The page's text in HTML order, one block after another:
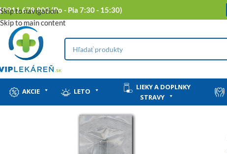
Skip to navigation
Skip to main content
0911 678 900 (Po - Pia 7:30 - 15:30)
AKCIE LETO
LIEKY A DOPLNKY
STRAVY